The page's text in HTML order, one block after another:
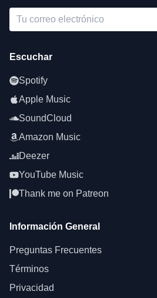
Escuchar
Spotify
Apple Music
SoundCloud
Amazon Music
Deezer
YouTube Music
Thank me on Patreon
Información General
Preguntas Frecuentes
Términos
Privacidad